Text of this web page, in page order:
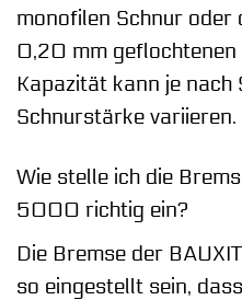
monofilen Schnur
0,20 mm geflochtenen
Kapazität kann je nach
Schnurstärke variieren.
Wie stelle ich die
5000 richtig ein?
Die Bremse der
so eingestellt sein,